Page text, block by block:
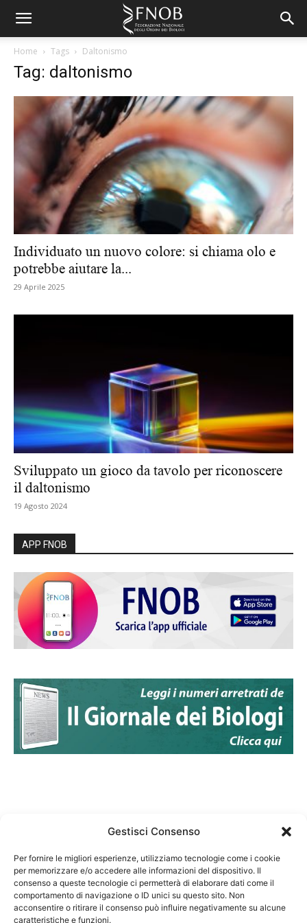
Gestisci Consenso
Per fornire le migliori esperienze, utilizziamo tecnologie come i cookie
per memorizzare e/o accedere alle informazioni del dispositivo. Il
consenso a queste tecnologie ci permetterà di elaborare dati come il
comportamento di navigazione o ID unici su questo sito. Non
acconsentire o ritirare il consenso può influire negativamente su alcune
caratteristiche e funzioni.
Home Tags Daltonismo
Tag: daltonismo
Individuato un nuovo colore: si chiama olo e
potrebbe aiutare la...
29 Aprile 2025
Sviluppato un gioco da tavolo per riconoscere
il daltonismo
19 Agosto 2024
APP FNOB
Federazione Nazionale Degli Ordini dei Biologi:
codice fiscale 80069130583
Responsabile sito internet www.fnob.it: Vincenzo